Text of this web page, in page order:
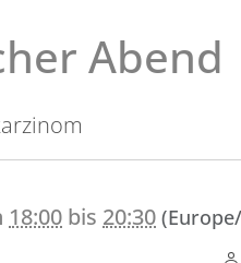
Abend
64-
18:00 bis 20:30